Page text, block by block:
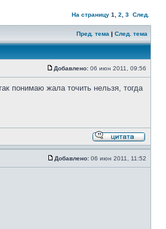
На страницу 1 2 3 След.
Пред. тема | След. тема
Добавлено: 06 июн 2011, 09:56
понимаю жала точить нельзя, тогда
Добавлено: 06 июн 2011, 11:52